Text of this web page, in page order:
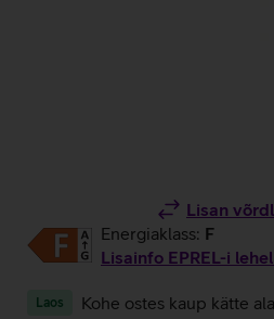
Lisan
Energiaklass: F
Lisainfo EPREL-i lehel
Laos Kohe ostes kaup kätte